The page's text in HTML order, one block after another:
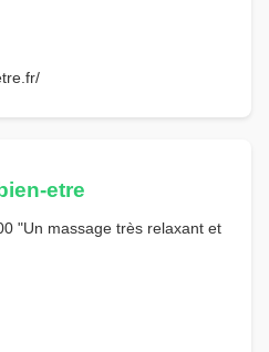
etre
"Un massage très relaxant et